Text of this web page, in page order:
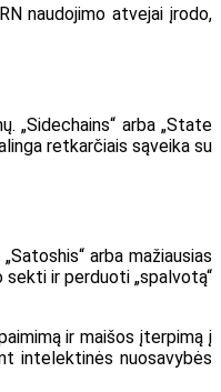
naudojimo atvejai įrodo,
„Sidechains“ arba „State
retkarčiais sąveika su
arba mažiausias
ir perduoti „spalvotą“
ir maišos įterpimą į
intelektinės nuosavybės